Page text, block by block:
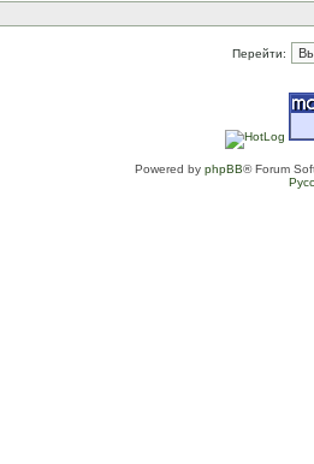
Перейти:
Powered by phpBB® Forum